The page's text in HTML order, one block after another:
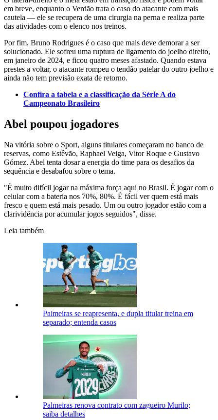
em breve, enquanto o Verdão trata o caso do atacante com mais
cautela — ele se recupera de uma cirurgia na perna e realiza parte
das atividades com o elenco nos treinos.
Por fim, Bruno Rodrigues é o caso que mais deve demorar a ser
solucionado. Ele sofreu uma ruptura de ligamento do joelho direito,
em janeiro de 2024, e ficou quatro meses afastado. Quando estava
prestes a voltar, o atacante rompeu o tendão patelar do outro joelho e
ainda não tem previsão exata de retorno.
Confira a tabela e a classificação da Série A do
Campeonato Brasileiro
Abel poupou jogadores
Na vitória sobre o Sport, alguns titulares começaram no banco de
reservas, como Estêvão, Raphael Veiga, Vitor Roque e Gustavo
Gómez. Abel tenta dosar a energia do time para os desafios da
sequência e desabafou sobre o tema.
"É muito difícil jogar na máxima força aqui no Brasil. É jogar com o
celular com a bateria nos 70%, 80%. É fácil ver quem está mais
fresco e quem está mais pesado. Um ou outro jogador estão com a
clarividência por acumular jogos seguidos", disse.
Leia também
Palmeiras se reapresenta, e dupla titular treina em
separado; entenda casos
Palmeiras renova contrato com zagueiro Murilo;
saiba detalhes